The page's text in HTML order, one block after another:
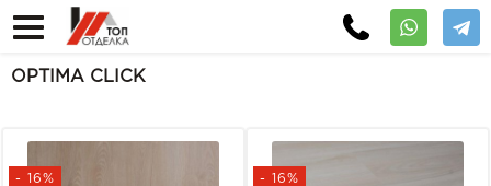
OPTIMA CLICK
- 16% - 16%